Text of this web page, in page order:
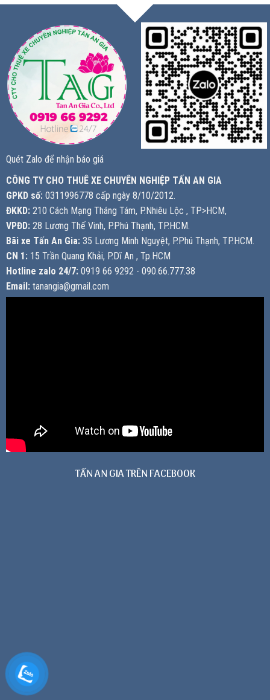
Quét Zalo để nhận báo giá
CÔNG TY CHO THUÊ XE CHUYÊN NGHIỆP TẤN AN GIA
GPKD số: 0311996778 cấp ngày 8/10/2012.
ĐKKD: 210 Cách Mạng Tháng Tám, P.Nhiêu Lộc , TP>HCM,
VPĐD: 28 Lương Thế Vinh, P.Phú Thạnh, TP.HCM.
Bãi xe Tấn An Gia: 35 Lương Minh Nguyệt, P.Phú Thạnh, TP.HCM.
CN 1: 15 Trần Quang Khải, P.Dĩ An , Tp.HCM
Hotline zalo 24/7: 0919 66 9292 - 090.66.777.38
Email: tanangia@gmail.com
TẤN AN GIA TRÊN FACEBOOK